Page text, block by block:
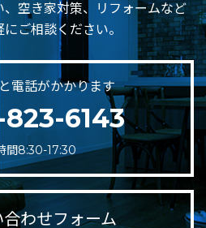
空き家対策、リフォームなど
ご相談ください。
電話がかかります
823-6143
間8:30-17:30
合わせフォーム